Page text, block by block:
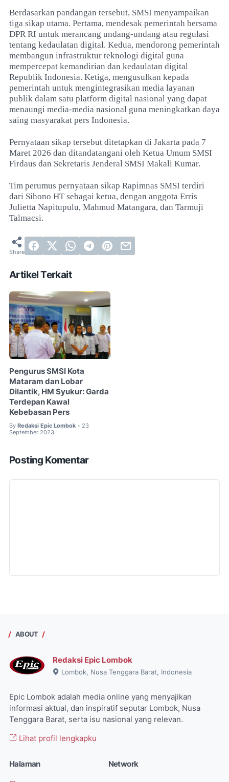
Berdasarkan pandangan tersebut, SMSI menyampaikan
tiga sikap utama. Pertama, mendesak pemerintah bersama
DPR RI untuk merancang undang-undang atau regulasi
tentang kedaulatan digital. Kedua, mendorong pemerintah
membangun infrastruktur teknologi digital guna
mempercepat kemandirian dan kedaulatan digital
Republik Indonesia. Ketiga, mengusulkan kepada
pemerintah untuk mengintegrasikan media layanan
publik dalam satu platform digital nasional yang dapat
menaungi media-media nasional guna meningkatkan daya
saing masyarakat pers Indonesia.
Pernyataan sikap tersebut ditetapkan di Jakarta pada 7
Maret 2026 dan ditandatangani oleh Ketua Umum SMSI
Firdaus dan Sekretaris Jenderal SMSI Makali Kumar.
Tim perumus pernyataan sikap Rapimnas SMSI terdiri
dari Sihono HT sebagai ketua, dengan anggota Erris
Julietta Napitupulu, Mahmud Matangara, dan Tarmuji
Talmacsi.
Artikel Terkait
Pengurus SMSI Kota
Mataram dan Lobar
Dilantik, HM Syukur: Garda
Terdepan Kawal
Kebebasan Pers
By Redaksi Epic Lombok • 23
September 2023
Posting Komentar
ABOUT
Redaksi Epic Lombok
Lombok, Nusa Tenggara Barat, Indonesia
Epic Lombok adalah media online yang menyajikan
informasi aktual, dan inspiratif seputar Lombok, Nusa
Tenggara Barat, serta isu nasional yang relevan.
Lihat profil lengkapku
Halaman Network